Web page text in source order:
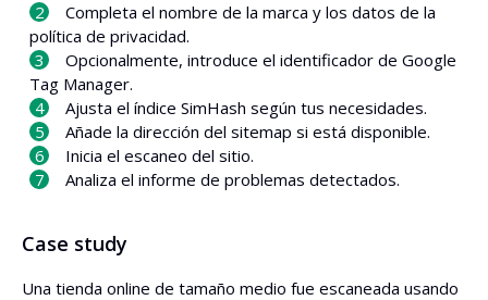
Completa el nombre de la marca y los datos de la
política de privacidad.
Opcionalmente, introduce el identificador de Google
Tag Manager.
Ajusta el índice SimHash según tus necesidades.
Añade la dirección del sitemap si está disponible.
Inicia el escaneo del sitio.
Analiza el informe de problemas detectados.
Case study
Una tienda online de tamaño medio fue escaneada usando